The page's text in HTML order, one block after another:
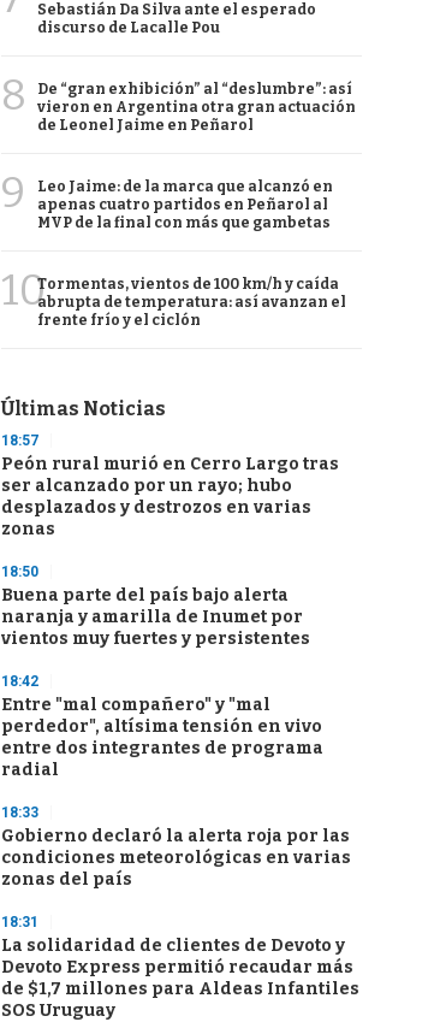
Sebastián Da Silva ante el esperado
discurso de Lacalle Pou
8
De “gran exhibición” al “deslumbre”: así
vieron en Argentina otra gran actuación
de Leonel Jaime en Peñarol
9
Leo Jaime: de la marca que alcanzó en
apenas cuatro partidos en Peñarol al
MVP de la final con más que gambetas
10Tormentas, vientos de 100 km/h y caída
abrupta de temperatura: así avanzan el
frente frío y el ciclón
Últimas Noticias
18:57
Peón rural murió en Cerro Largo tras
ser alcanzado por un rayo; hubo
desplazados y destrozos en varias
zonas
18:50
Buena parte del país bajo alerta
naranja y amarilla de Inumet por
vientos muy fuertes y persistentes
18:42
Entre "mal compañero" y "mal
perdedor", altísima tensión en vivo
entre dos integrantes de programa
radial
18:33
Gobierno declaró la alerta roja por las
condiciones meteorológicas en varias
zonas del país
18:31
La solidaridad de clientes de Devoto y
Devoto Express permitió recaudar más
de $1,7 millones para Aldeas Infantiles
SOS Uruguay